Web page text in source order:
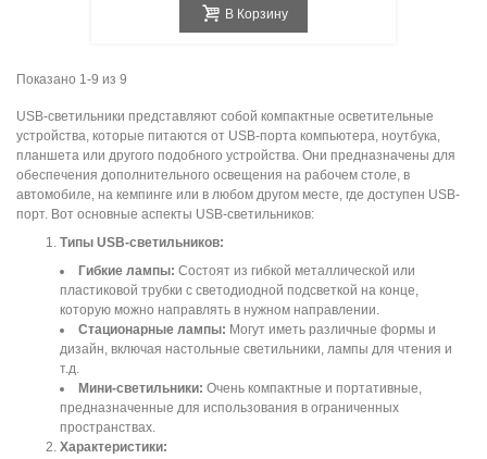
В Корзину
Показано 1-9 из 9
USB-светильники представляют собой компактные осветительные
устройства, которые питаются от USB-порта компьютера, ноутбука,
планшета или другого подобного устройства. Они предназначены для
обеспечения дополнительного освещения на рабочем столе, в
автомобиле, на кемпинге или в любом другом месте, где доступен USB-
порт. Вот основные аспекты USB-светильников:
Типы USB-светильников:
Гибкие лампы: Состоят из гибкой металлической или
пластиковой трубки с светодиодной подсветкой на конце,
которую можно направлять в нужном направлении.
Стационарные лампы: Могут иметь различные формы и
дизайн, включая настольные светильники, лампы для чтения и
т.д.
Мини-светильники: Очень компактные и портативные,
предназначенные для использования в ограниченных
пространствах.
Характеристики: